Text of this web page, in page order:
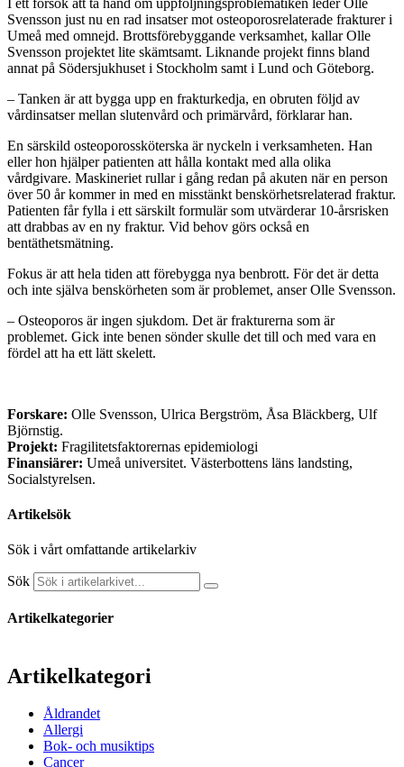
Svensson just nu en rad insatser mot osteoporosrelaterade frakturer i
Umeå med omnejd. Brottsförebyggande verksamhet, kallar Olle
Svensson projektet lite skämtsamt. Liknande projekt finns bland
annat på Södersjukhuset i Stockholm samt i Lund och Göteborg.
– Tanken är att bygga upp en frakturkedja, en obruten följd av
vårdinsatser mellan slutenvård och primärvård, förklarar han.
En särskild osteoporossköterska är nyckeln i verksamheten. Han
eller hon hjälper patienten att hålla kontakt med alla olika
vårdgivare. Maskineriet rullar i gång redan på akuten när en person
över 50 år kommer in med en misstänkt benskörhetsrelaterad fraktur.
Patienten får fylla i ett särskilt formulär som utvärderar 10-årsrisken
att drabbas av en ny fraktur. Vid behov görs också en
bentäthetsmätning.
Fokus är att hela tiden att förebygga nya benbrott. För det är detta
och inte själva benskörheten som är problemet, anser Olle Svensson.
– Osteoporos är ingen sjukdom. Det är frakturerna som är
problemet. Gick inte benen sönder skulle det till och med vara en
fördel att ha ett lätt skelett.
Forskare: Olle Svensson, Ulrica Bergström, Åsa Bläckberg, Ulf
Björnstig.
Projekt: Fragilitetsfaktorernas epidemiologi
Finansiärer: Umeå universitet. Västerbottens läns landsting,
Socialstyrelsen.
Artikelsök
Sök i vårt omfattande artikelarkiv
Sök
Artikelkategorier
Artikelkategori
Åldrandet
Allergi
Bok- och musiktips
Cancer